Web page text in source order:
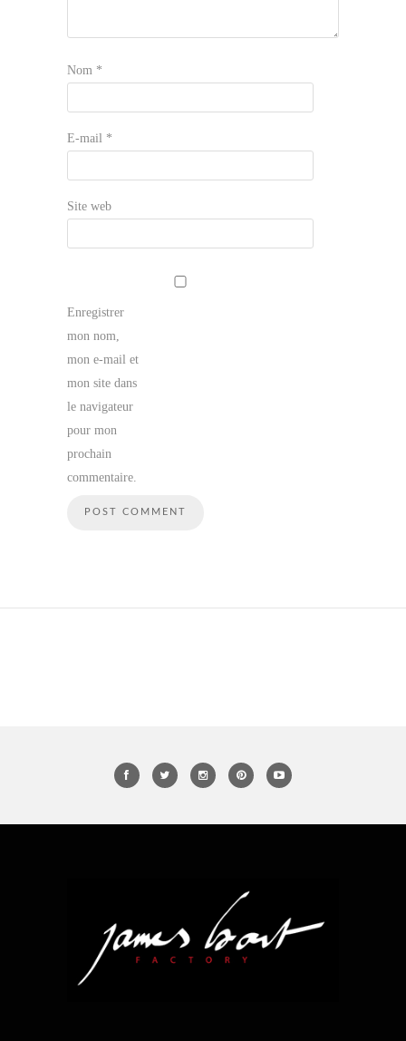
Nom *
E-mail *
Site web
Enregistrer
mon nom,
mon e-mail et
mon site dans
le navigateur
pour mon
prochain
commentaire.